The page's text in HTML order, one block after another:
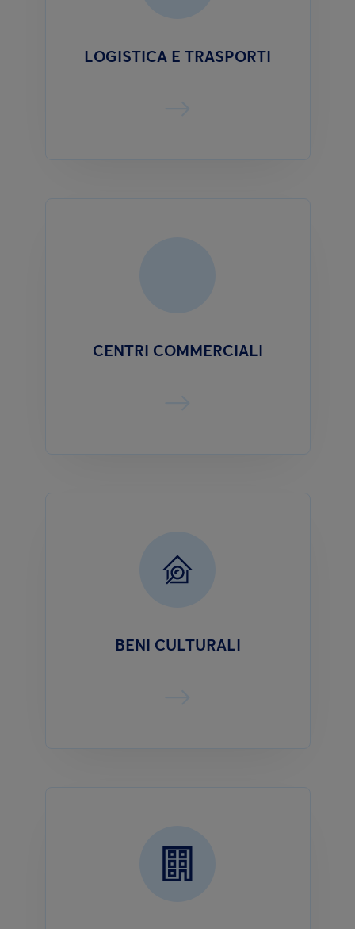
LOGISTICA E TRASPORTI
CENTRI COMMERCIALI
BENI CULTURALI